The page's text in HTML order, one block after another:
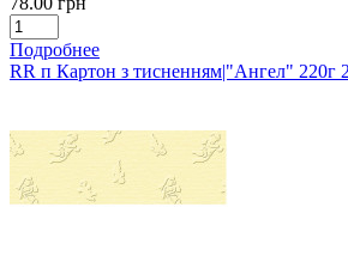
Подробнее
RR п Картон з тисненням|"Ангел"